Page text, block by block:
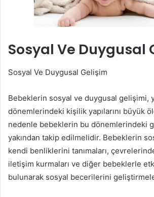
Sosyal Ve Duygusal
Sosyal Ve Duygusal Gelişim
Bebeklerin sosyal ve duygusal gelişimi,
dönemlerindeki kişilik yapılarını büyük
nedenle bebeklerin bu dönemlerindeki
yakından takip edilmelidir. Bebeklerin
kendi benliklerini tanımaları,
iletişim kurmaları ve diğer bebeklerle
bulunarak sosyal becerilerini